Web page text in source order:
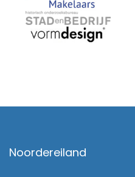
Noordereiland